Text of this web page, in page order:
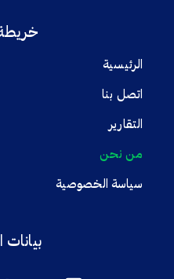
خريطة
الرئيسية
اتصل بنا
التقارير
من نحن
سياسة الخصوصية
بيانات